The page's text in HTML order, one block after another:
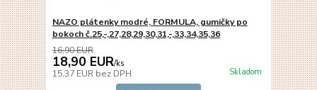
NAZO plátenky modré, FORMULA, gumičky po
bokoch č.25,-,27,28,29,30,31,-,33,34,35,36
16,90 EUR
18,90 EUR/ks
15,37 EUR bez DPH Skladom